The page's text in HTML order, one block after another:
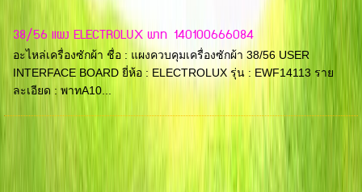
38/56 แผง ELECTROLUX พาท 140100666084
อะไหล่เครื่องซักผ้า ชื่อ : แผงควบคุมเครื่องซักผ้า 38/56 USER
INTERFACE BOARD ยี่ห้อ : ELECTROLUX รุ่น : EWF14113 ราย
ละเอียด : พาทA10...